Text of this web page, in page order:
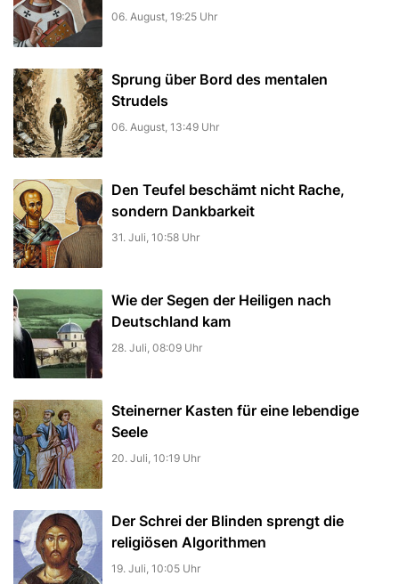
06. August, 19:25 Uhr
Sprung über Bord des mentalen
Strudels
06. August, 13:49 Uhr
Den Teufel beschämt nicht Rache,
sondern Dankbarkeit
31. Juli, 10:58 Uhr
Wie der Segen der Heiligen nach
Deutschland kam
28. Juli, 08:09 Uhr
Steinerner Kasten für eine lebendige
Seele
20. Juli, 10:19 Uhr
Der Schrei der Blinden sprengt die
religiösen Algorithmen
19. Juli, 10:05 Uhr